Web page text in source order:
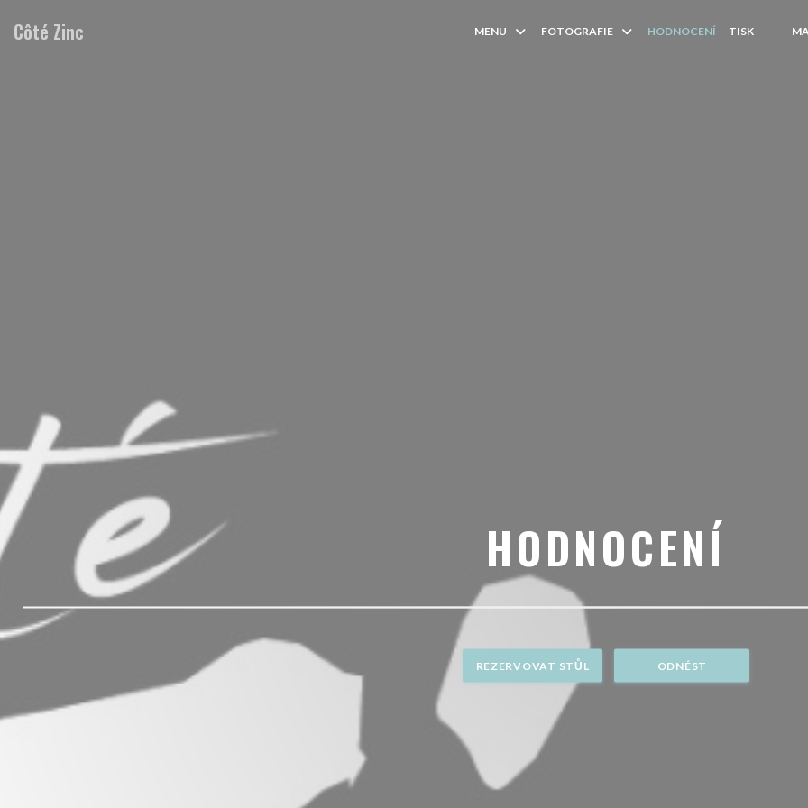
Côté Zinc MENU FOTOGRAFIE HODNOCENÍ TISK
HODNOCENÍ
REZERVOVAT STŮL ODNÉST